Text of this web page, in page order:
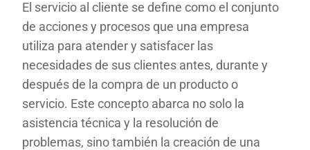
El servicio al cliente se define como el conjunto
de acciones y procesos que una empresa
utiliza para atender y satisfacer las
necesidades de sus clientes antes, durante y
después de la compra de un producto o
servicio. Este concepto abarca no solo la
asistencia técnica y la resolución de
problemas, sino también la creación de una